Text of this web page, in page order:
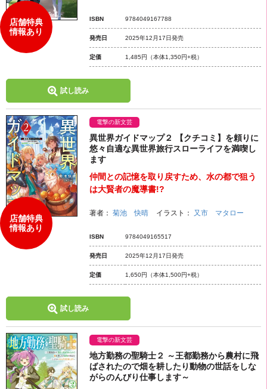
店舗特典
情報あり
ISBN 9784049167788
発売日 2025年12月17日発売
定価 1,485円 （本体1,350円+税）
試し読み
店舗特典
情報あり
電撃の新文芸
異世界ガイドマップ２ 【クチコミ】を頼りに
悠々自適な異世界旅行スローライフを満喫し
ます
仲間との記憶を取り戻すため、水の都で狙う
は大賢者の魔導書!?
著者： 菊池 快晴 イラスト： 又市 マタロー
ISBN 9784049165517
発売日 2025年12月17日発売
定価 1,650円 （本体1,500円+税）
試し読み
電撃の新文芸
地方勤務の聖騎士２ ～王都勤務から農村に飛
ばされたので畑を耕したり動物の世話をしな
がらのんびり仕事します～